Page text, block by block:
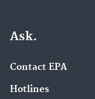
Ask.
Contact EPA
Hotlines